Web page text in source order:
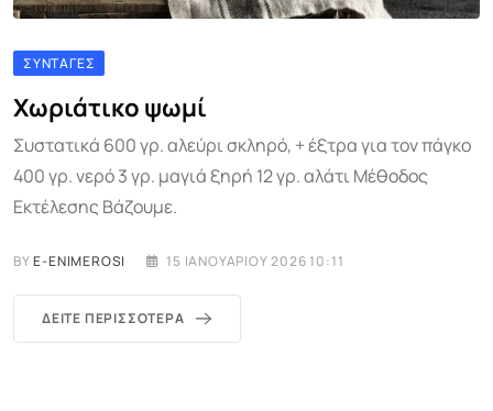
ΣΥΝΤΑΓΈΣ
Χωριάτικο ψωμί
Συστατικά 600 γρ. αλεύρι σκληρό, + έξτρα για τον πάγκο
400 γρ. νερό 3 γρ. μαγιά ξηρή 12 γρ. αλάτι Μέθοδος
Εκτέλεσης Βάζουμε.
BYE-ENIMEROSI 15 ΙΑΝΟΥΑΡΊΟΥ 2026 10:11
ΔΕΊΤΕ ΠΕΡΙΣΣΌΤΕΡΑ